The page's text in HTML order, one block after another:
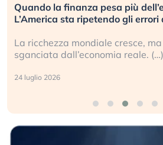
Quando la finanza pesa più
L’America sta ripetendo gli errori
La ricchezza mondiale cresce,
sganciata dall’economia reale. (…)
24 luglio 2026